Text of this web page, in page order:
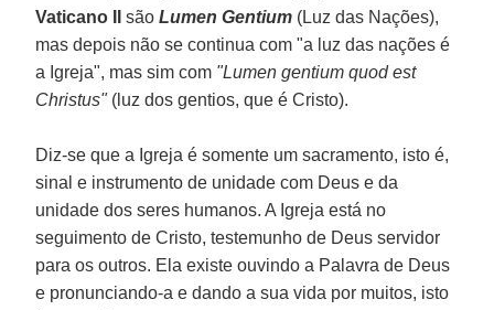
Vaticano IIsãoLumen Gentium (Luz das Nações),
mas depois não se continua com "a luz das nações é
a Igreja", mas sim com "Lumen gentium quod est
Christus"(luz dos gentios, que é Cristo).
Diz-se que a Igreja é somente um sacramento, isto é,
sinal e instrumento de unidade com Deus e da
unidade dos seres humanos. A Igreja está no
seguimento de Cristo, testemunho de Deus servidor
para os outros. Ela existe ouvindo a Palavra de Deus
e pronunciando-a e dando a sua vida por muitos, isto